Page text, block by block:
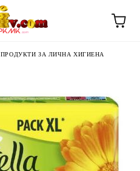
ПРОДУКТИ ЗА ЛИЧНА ХИГИЕНА